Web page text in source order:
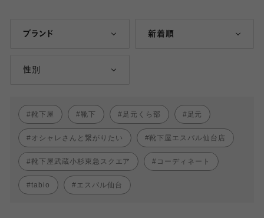
ブランド 新着順
性別
靴下屋 靴下 足元くら部 足元
オシャレさんと繋がりたい 靴下屋エスパル仙台店
靴下屋武蔵小杉東急スクエア コーディネート
tabio エスパル仙台